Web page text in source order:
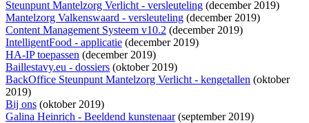
Steunpunt Mantelzorg Verlicht - versleuteling (december 2019)
Mantelzorg Valkenswaard - versleuteling (december 2019)
Content Management Systeem v10.2 (december 2019)
IntelligentFood - applicatie (december 2019)
HA-IP toepassen (december 2019)
Baillestavy.eu - dossiers (oktober 2019)
BackOffice Steunpunt Mantelzorg Verlicht - kengetallen (oktober
2019)
Bij ons (oktober 2019)
Galina Heinrich - Beeldend kunstenaar(september 2019)